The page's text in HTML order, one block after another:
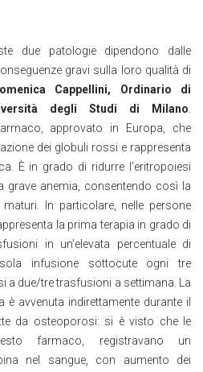
due patologie dipendono dalle
gravi sulla loro qualità di
Cappellini, Ordinario di
degli Studi di Milano
approvato in Europa, che
dei globuli rossi e rappresenta
È in grado di ridurre l’eritropoiesi
grave anemia, consentendo così la
In particolare, nelle persone
la prima terapia in grado di
in un’elevata percentuale di
infusione sottocute ogni tre
a due/tre trasfusioni a settimana. La
avvenuta indirettamente durante il
da osteoporosi: si è visto che le
farmaco, registravano un
nel sangue, con aumento dei